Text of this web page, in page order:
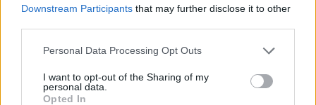
Downstream Participants that may further disclose it to other
Personal Data Processing Opt Outs
I want to opt-out of the Sharing of my
personal data.
Opted In